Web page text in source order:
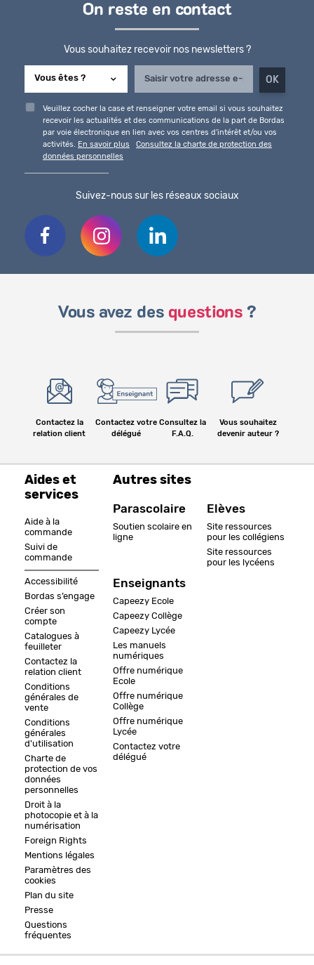
On reste en contact
Vous souhaitez recevoir nos newsletters ?
Veuillez cocher la case et renseigner votre email si vous souhaitez
recevoir les actualités et des communications de la part de Bordas
par voie électronique en lien avec vos centres d'intérêt et/ou vos
activités.
En savoir plus
Consultez la charte de protection des
données personnelles
Suivez-nous sur les réseaux sociaux
Vous avez des questions ?
Contactez la
relation client
Contactez votre
délégué
Consultez la
F.A.Q.
Vous souhaitez
devenir auteur ?
Aides et
services
Aide à la
commande
Suivi de
commande
Accessibilité
Bordas s’engage
Créer son
compte
Catalogues à
feuilleter
Contactez la
relation client
Conditions
générales de
vente
Conditions
générales
d'utilisation
Charte de
protection de vos
données
personnelles
Droit à la
photocopie et à la
numérisation
Foreign Rights
Mentions légales
Paramètres des
cookies
Plan du site
Presse
Questions
fréquentes
Autres sites
Parascolaire
Soutien scolaire en
ligne
Enseignants
Capeezy Ecole
Capeezy Collège
Capeezy Lycée
Les manuels
numériques
Offre numérique
Ecole
Offre numérique
Collège
Offre numérique
Lycée
Contactez votre
délégué
Elèves
Site ressources
pour les collégiens
Site ressources
pour les lycéens